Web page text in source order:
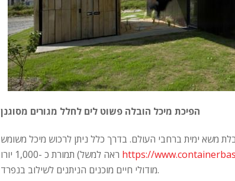
הפיכת מיכל הובלה פשוט לים לחלל מגורים מסוגנן
משא ימית ברחבי העולם. בדרך כלל ניתן לרכוש מיכל משומש
https://
מודולי חיים מוכנים הניתנים לשילוב בנפרד.